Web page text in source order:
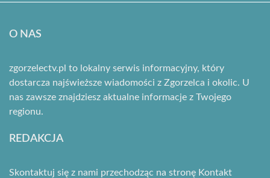
O NAS
zgorzelectv.pl to lokalny serwis informacyjny, który
dostarcza najświeższe wiadomości z Zgorzelca i okolic. U
nas zawsze znajdziesz aktualne informacje z Twojego
regionu.
REDAKCJA
Skontaktuj się z nami przechodząc na stronę Kontakt